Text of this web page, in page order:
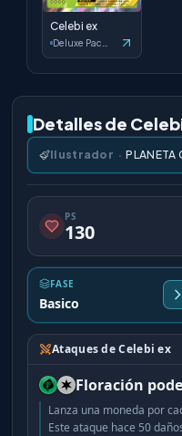
Celebi ex
Detalles de
Ilustrador · PLANETA
PS
130
FASE
Basico
Ataques de Celebi ex
Floración
Lanza una moneda por
Este ataque hace 50